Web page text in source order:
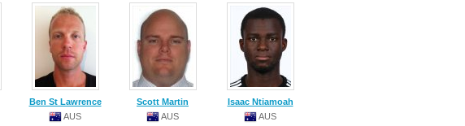
Ben St Lawrence
AUS
Scott Martin
AUS
Isaac Ntiamoah
AUS